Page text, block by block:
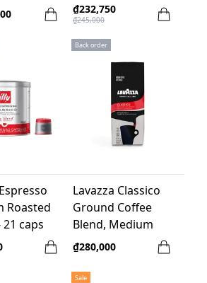
bean
₫232,750
₫245,000
Roasted
21 caps
Back order
Lavazza Classico
Ground Coffee
Blend, Medium
Roast, 12-Ounce
₫280,000
Sale